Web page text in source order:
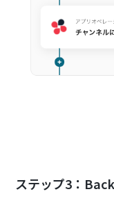
ステップ3：